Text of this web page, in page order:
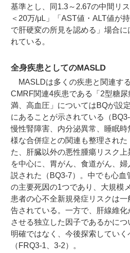
基準とし、同1.3～2.67の中間リ
＜20万/μL」「AST値・ALT値が
で肝硬変の所見を認める」場合に
れている。
全身疾患としてのMASLD
MASLDは多くの疾患と関連す
CMRF関連4疾患である「2型糖
満、高血圧」についてはBQが設
にあることが示されている（
慢性腎障害、内分泌異常、睡眠
様な合併症との関連も整理された
た、肝臓以外の悪性腫瘍リスク
を中心に、胃がん、食道がん、
説された（BQ3-7）。中でも心血
の主要死因の1つであり、大規模
患者の心不全新規発症リスクは
告されている。一方で、肝線維
させる独立した因子であるかに
明確ではなく、今後探索していく
（FRQ3-1、3-2）。